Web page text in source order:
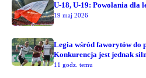
U-18, U-19: Powołania dla
19 maj 2026
Legia wśród faworytów do
Konkurencja jest jednak
11 godz. temu